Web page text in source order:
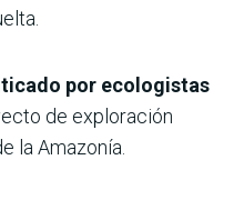
por ecologistas
de exploración
la Amazonía.